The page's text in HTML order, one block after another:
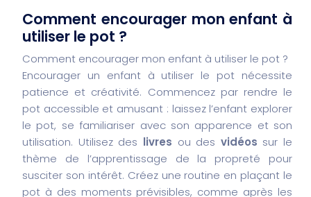
Comment encourager mon enfant à
utiliser le pot ?
Comment encourager mon enfant à utiliser le pot ?
Encourager un enfant à utiliser le pot nécessite
patience et créativité. Commencez par rendre le
pot accessible et amusant : laissez l’enfant explorer
le pot, se familiariser avec son apparence et son
utilisation. Utilisez des livres ou des vidéos sur le
thème de l’apprentissage de la propreté pour
susciter son intérêt. Créez une routine en plaçant le
pot à des moments prévisibles, comme après les